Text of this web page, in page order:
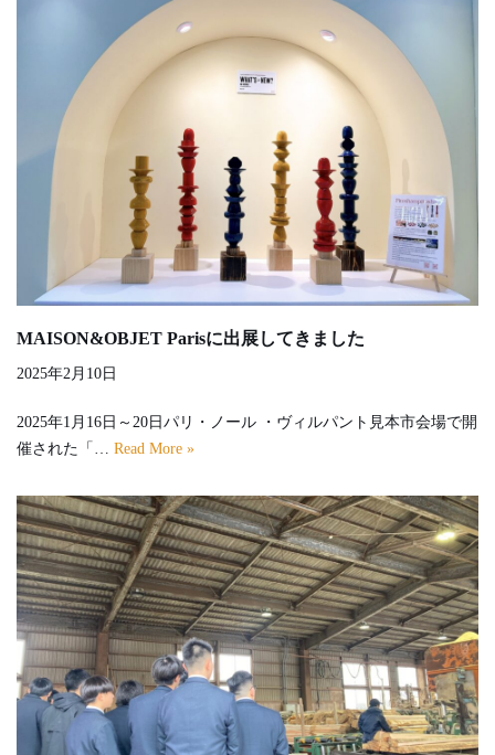
MAISON&OBJET Parisに出展してきました
2025年2月10日
2025年1月16日～20日パリ・ノール ・ヴィルパント見本市会場で開
催された「… Read More »